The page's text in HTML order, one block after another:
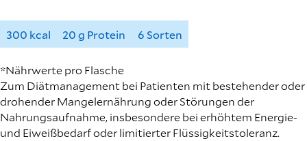
300 kcal 20 g Protein 6 Sorten
*Nährwerte pro Flasche
Zum Diätmanagement bei Patienten mit bestehender oder
drohender Mangelernährung oder Störungen der
Nahrungsaufnahme, insbesondere bei erhöhtem Energie-
und Eiweißbedarf oder limitierter Flüssigkeitstoleranz.